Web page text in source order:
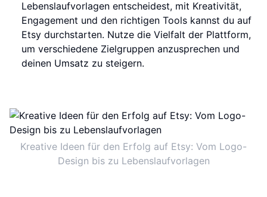
Lebenslaufvorlagen entscheidest, mit Kreativität,
Engagement und den richtigen Tools kannst du auf
Etsy durchstarten. Nutze die Vielfalt der Plattform,
um verschiedene Zielgruppen anzusprechen und
deinen Umsatz zu steigern.
Kreative Ideen für den Erfolg auf Etsy: Vom Logo-
Design bis zu Lebenslaufvorlagen